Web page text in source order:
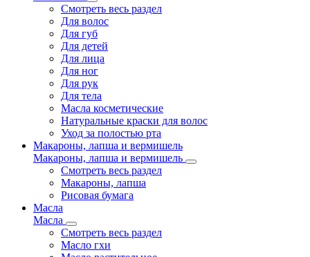
Смотреть весь раздел
Для волос
Для губ
Для детей
Для лица
Для ног
Для рук
Для тела
Масла косметические
Натуральные краски для волос
Уход за полостью рта
Макароны, лапша и вермишель
Макароны, лапша и вермишель
Смотреть весь раздел
Макароны, лапша
Рисовая бумага
Масла
Масла
Смотреть весь раздел
Масло гхи